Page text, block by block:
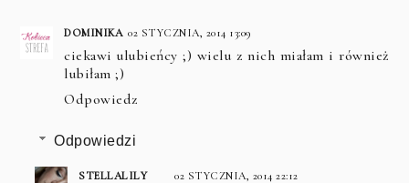
DOMINIKA 02 STYCZNIA, 2014 13:09
ciekawi ulubieńcy ;) wielu z nich miałam i również
lubiłam ;)
Odpowiedz
Odpowiedzi
STELLALILY 02 STYCZNIA, 2014 22:12